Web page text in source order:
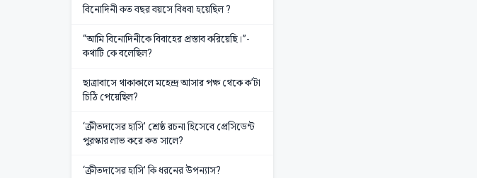
বিনোদিনী কত বছর বয়সে বিধবা হয়েছিল ?
“আমি বিনোদিনীকে বিবাহের প্রস্তাব করিয়েছি।”-
কথাটি কে বলেছিল?
ছাত্রাবাসে থাকাকালে মহেন্দ্র আসার পক্ষ থেকে ক’টা
চিঠি পেয়েছিল?
‘ক্রীতদাসের হাসি’ শ্রেষ্ঠ রচনা হিসেবে প্রেসিডেন্ট
পুরস্কার লাভ করে কত সালে?
‘ক্রীতদাসের হাসি’ কি ধরনের উপন্যাস?